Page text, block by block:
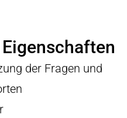
der Fragen und